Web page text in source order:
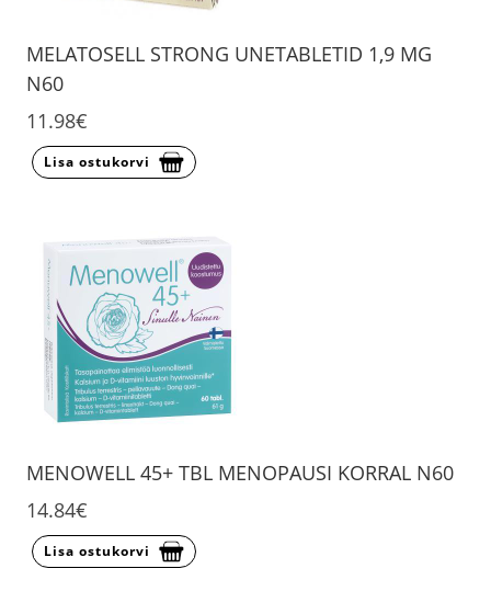
MELATOSELL STRONG UNETABLETID 1,9 MG
N60
11.98€
Lisa ostukorvi
MENOWELL 45+ TBL MENOPAUSI KORRAL N60
14.84€
Lisa ostukorvi